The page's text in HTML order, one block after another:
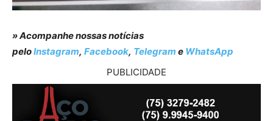
» Acompanhe nossas notícias
peloInstagram, Facebook, Telegram e WhatsApp
PUBLICIDADE